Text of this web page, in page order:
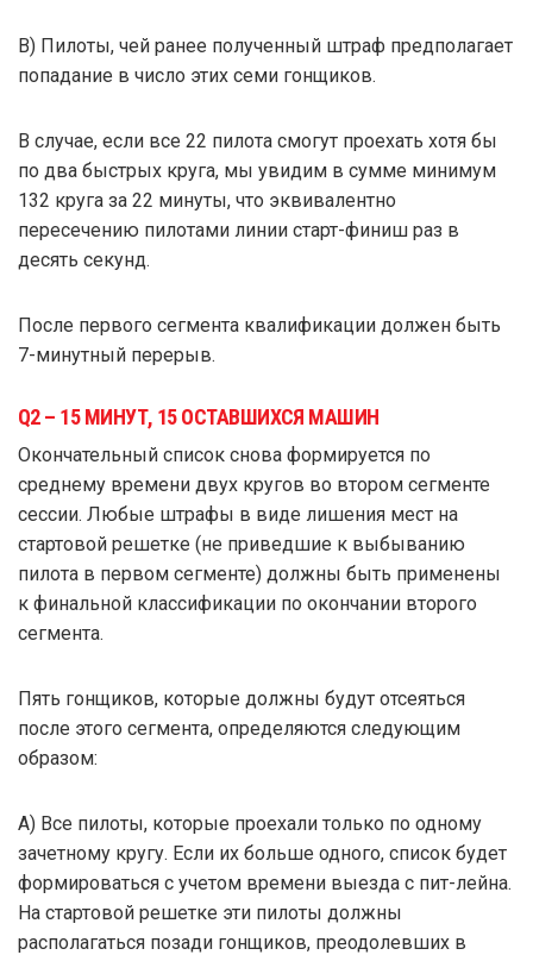
В) Пилоты, чей ранее полученный штраф предполагает
попадание в число этих семи гонщиков.
В случае, если все 22 пилота смогут проехать хотя бы
по два быстрых круга, мы увидим в сумме минимум
132 круга за 22 минуты, что эквивалентно
пересечению пилотами линии старт-финиш раз в
десять секунд.
После первого сегмента квалификации должен быть
7-минутный перерыв.
Q2 – 15 МИНУТ, 15 ОСТАВШИХСЯ МАШИН
Окончательный список снова формируется по
среднему времени двух кругов во втором сегменте
сессии. Любые штрафы в виде лишения мест на
стартовой решетке (не приведшие к выбыванию
пилота в первом сегменте) должны быть применены
к финальной классификации по окончании второго
сегмента.
Пять гонщиков, которые должны будут отсеяться
после этого сегмента, определяются следующим
образом:
А) Все пилоты, которые проехали только по одному
зачетному кругу. Если их больше одного, список будет
формироваться с учетом времени выезда с пит-лейна.
На стартовой решетке эти пилоты должны
располагаться позади гонщиков, преодолевших в